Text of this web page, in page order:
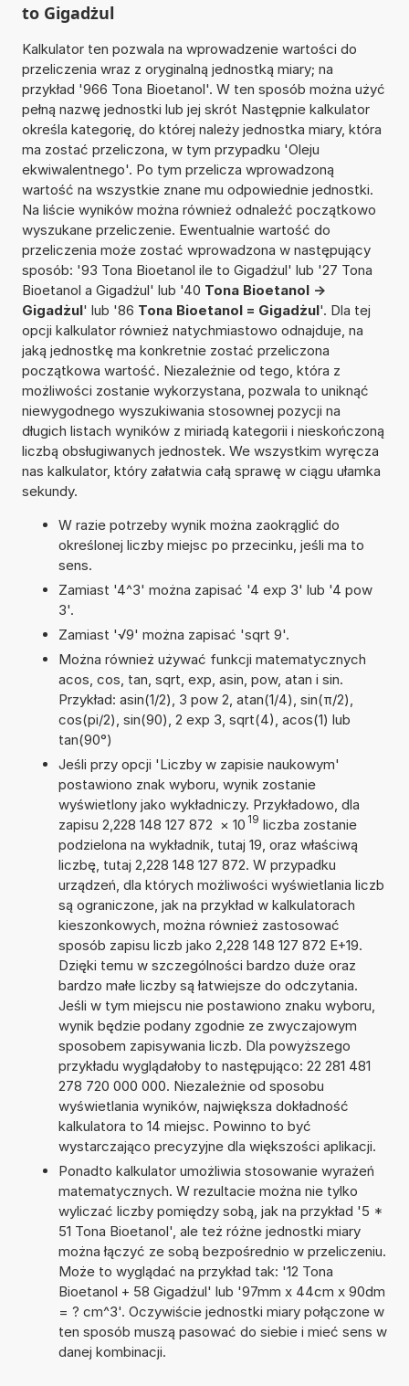
to Gigadżul
Kalkulator ten pozwala na wprowadzenie wartości do
przeliczenia wraz z oryginalną jednostką miary; na
przykład '966 Tona Bioetanol'. W ten sposób można użyć
pełną nazwę jednostki lub jej skrót Następnie kalkulator
określa kategorię, do której należy jednostka miary, która
ma zostać przeliczona, w tym przypadku 'Oleju
ekwiwalentnego'. Po tym przelicza wprowadzoną
wartość na wszystkie znane mu odpowiednie jednostki.
Na liście wyników można również odnaleźć początkowo
wyszukane przeliczenie. Ewentualnie wartość do
przeliczenia może zostać wprowadzona w następujący
sposób: '93 Tona Bioetanol ile to Gigadżul' lub '27 Tona
Bioetanol a Gigadżul' lub '40 Tona Bioetanol ->
Gigadżul' lub '86 Tona Bioetanol = Gigadżul'. Dla tej
opcji kalkulator również natychmiastowo odnajduje, na
jaką jednostkę ma konkretnie zostać przeliczona
początkowa wartość. Niezależnie od tego, która z
możliwości zostanie wykorzystana, pozwala to uniknąć
niewygodnego wyszukiwania stosownej pozycji na
długich listach wyników z miriadą kategorii i nieskończoną
liczbą obsługiwanych jednostek. We wszystkim wyręcza
nas kalkulator, który załatwia całą sprawę w ciągu ułamka
sekundy.
W razie potrzeby wynik można zaokrąglić do
określonej liczby miejsc po przecinku, jeśli ma to
sens.
Zamiast '4^3' można zapisać '4 exp 3' lub '4 pow
3'.
Zamiast '√9' można zapisać 'sqrt 9'.
Można również używać funkcji matematycznych
acos, cos, tan, sqrt, exp, asin, pow, atan i sin.
Przykład: asin(1/2), 3 pow 2, atan(1/4), sin(π/2),
cos(pi/2), sin(90), 2 exp 3, sqrt(4), acos(1) lub
tan(90°)
Jeśli przy opcji 'Liczby w zapisie naukowym'
postawiono znak wyboru, wynik zostanie
wyświetlony jako wykładniczy. Przykładowo, dla
zapisu 2,228 148 127 872 × 10 19 liczba zostanie
podzielona na wykładnik, tutaj 19, oraz właściwą
liczbę, tutaj 2,228 148 127 872. W przypadku
urządzeń, dla których możliwości wyświetlania liczb
są ograniczone, jak na przykład w kalkulatorach
kieszonkowych, można również zastosować
sposób zapisu liczb jako 2,228 148 127 872 E+19.
Dzięki temu w szczególności bardzo duże oraz
bardzo małe liczby są łatwiejsze do odczytania.
Jeśli w tym miejscu nie postawiono znaku wyboru,
wynik będzie podany zgodnie ze zwyczajowym
sposobem zapisywania liczb. Dla powyższego
przykładu wyglądałoby to następująco: 22 281 481
278 720 000 000. Niezależnie od sposobu
wyświetlania wyników, największa dokładność
kalkulatora to 14 miejsc. Powinno to być
wystarczająco precyzyjne dla większości aplikacji.
Ponadto kalkulator umożliwia stosowanie wyrażeń
matematycznych. W rezultacie można nie tylko
wyliczać liczby pomiędzy sobą, jak na przykład '5 *
51 Tona Bioetanol', ale też różne jednostki miary
można łączyć ze sobą bezpośrednio w przeliczeniu.
Może to wyglądać na przykład tak: '12 Tona
Bioetanol + 58 Gigadżul' lub '97mm x 44cm x 90dm
= ? cm^3'. Oczywiście jednostki miary połączone w
ten sposób muszą pasować do siebie i mieć sens w
danej kombinacji.